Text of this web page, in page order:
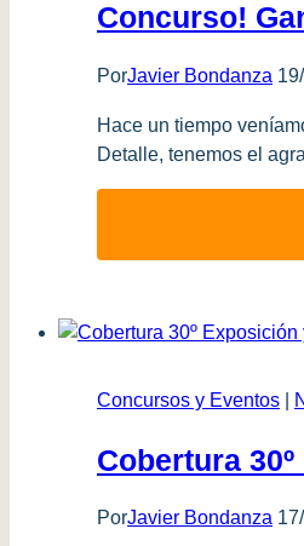
Concurso!
PorJavier Bondanza
Hace un tiempo
Detalle, tenemos el
Concursos y Eventos
Cobertura
PorJavier Bondanza